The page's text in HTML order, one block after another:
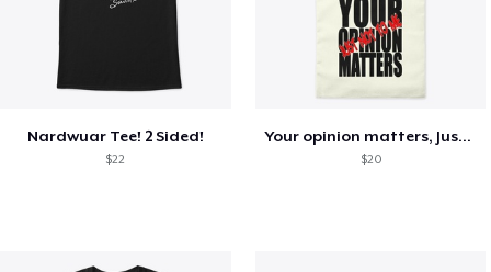
Nardwuar Tee! 2 Sided!
$22
Your opinion matters, Just not to me!
$20